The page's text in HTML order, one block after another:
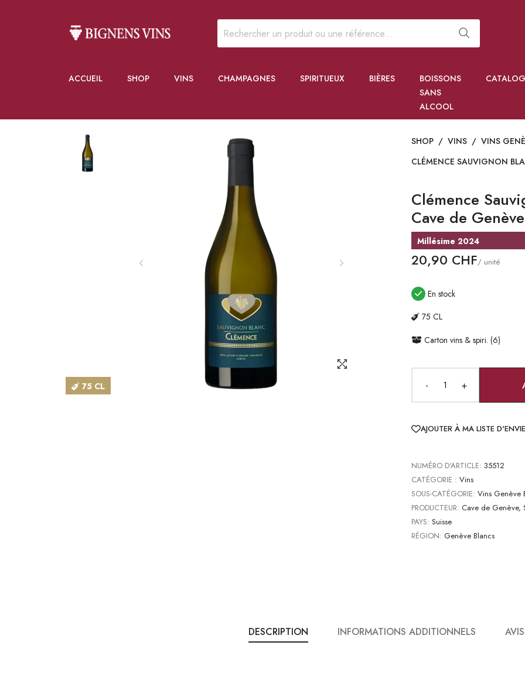
ACCUEIL SHOP VINS CHAMPAGNES SPIRITUEUX BIÈRES
BOISSONS
SANS
ALCOOL
75 CL
SHOP / VINS / VINS
CLÉMENCE SAUVIGNON
Clémence
Cave de Genève
Millésime 2024
20,90 CHF/ unité
En stock
75 CL
Carton vins & spiri. (6)
- +
AJOUTER À MA LISTE D'ENVIE
NUMÉRO D'ARTICLE: 35512
CATÉGORIE : Vins
SOUS-CATÉGORIE: Vins Genève
PRODUCTEUR: Cave de Genève,
PAYS: Suisse
RÉGION: Genève Blancs
DESCRIPTION INFORMATIONS ADDITIONNELS